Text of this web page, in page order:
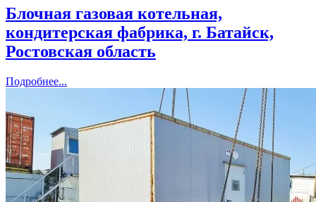
Блочная газовая котельная,
кондитерская фабрика, г. Батайск,
Ростовская область
Подробнее...